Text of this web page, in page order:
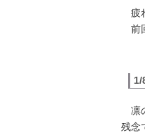
疲
前
凛
残念